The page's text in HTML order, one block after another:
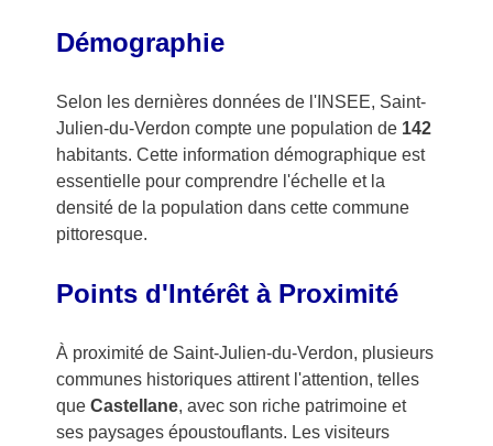
Démographie
Selon les dernières données de l'INSEE, Saint-
Julien-du-Verdon compte une population de 142
habitants. Cette information démographique est
essentielle pour comprendre l'échelle et la
densité de la population dans cette commune
pittoresque.
Points d'Intérêt à Proximité
À proximité de Saint-Julien-du-Verdon, plusieurs
communes historiques attirent l'attention, telles
que Castellane, avec son riche patrimoine et
ses paysages époustouflants. Les visiteurs